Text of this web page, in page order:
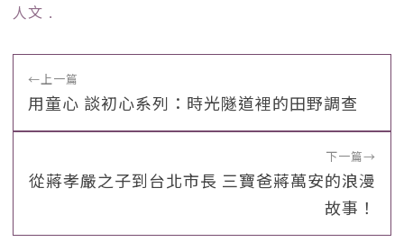
人文 ﹒
←上一篇
用童心 談初心系列：時光隧道裡的田野調查
下一篇→
從蔣孝嚴之子到台北市長 三寶爸蔣萬安的浪漫
故事！